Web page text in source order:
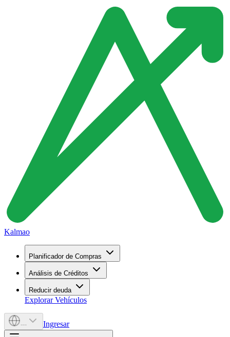
Kalmao
Planificador de Compras
Análisis de Créditos
Reducir deuda
Explorar Vehículos
--- Ingresar